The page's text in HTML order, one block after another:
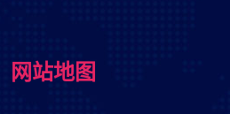
网站地图